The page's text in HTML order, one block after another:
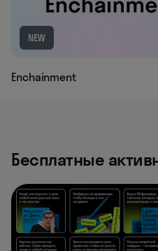
NEW
Enchainment
Бесплатные